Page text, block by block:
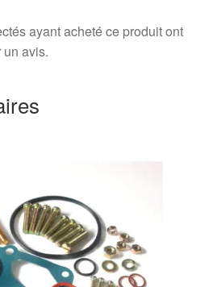
ayant acheté ce produit ont
avis.